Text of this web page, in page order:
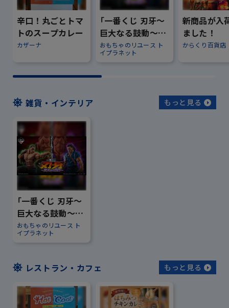
辛口！丸ごとトマ
トのスープカレー
カザーナ
「一番くじ 刃牙～
巨大なる鼓動～」
のご案内
おもちゃのリユース ト
イプラネット
新商品が入
ました！
からくり百貨店
雑貨・インテリア もっと見る
「一番くじ 刃牙～
巨大なる鼓動～」
のご案内
おもちゃのリユース ト
イプラネット
レストラン・カフェ もっと見る